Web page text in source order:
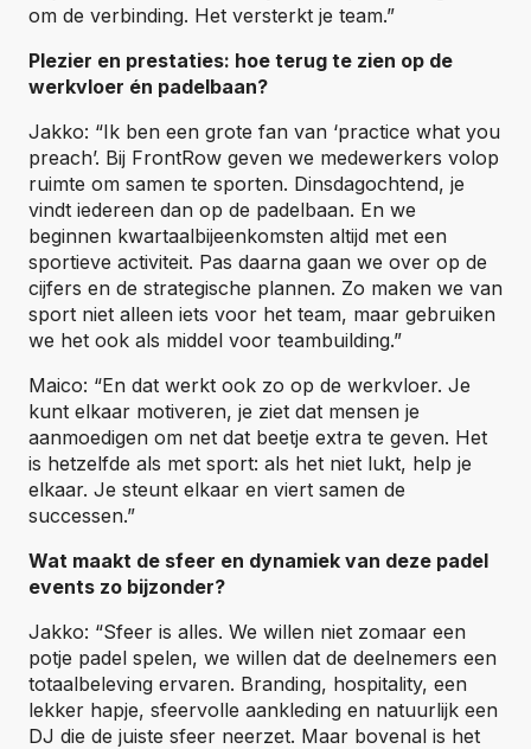
om de verbinding. Het versterkt je team.”
Plezier en prestaties: hoe terug te zien op de
werkvloer én padelbaan?
Jakko: “Ik ben een grote fan van ‘practice what you
preach’. Bij FrontRow geven we medewerkers volop
ruimte om samen te sporten. Dinsdagochtend, je
vindt iedereen dan op de padelbaan. En we
beginnen kwartaalbijeenkomsten altijd met een
sportieve activiteit. Pas daarna gaan we over op de
cijfers en de strategische plannen. Zo maken we van
sport niet alleen iets voor het team, maar gebruiken
we het ook als middel voor teambuilding.”
Maico: “En dat werkt ook zo op de werkvloer. Je
kunt elkaar motiveren, je ziet dat mensen je
aanmoedigen om net dat beetje extra te geven. Het
is hetzelfde als met sport: als het niet lukt, help je
elkaar. Je steunt elkaar en viert samen de
successen.”
Wat maakt de sfeer en dynamiek van deze padel
events zo bijzonder?
Jakko: “Sfeer is alles. We willen niet zomaar een
potje padel spelen, we willen dat de deelnemers een
totaalbeleving ervaren. Branding, hospitality, een
lekker hapje, sfeervolle aankleding en natuurlijk een
DJ die de juiste sfeer neerzet. Maar bovenal is het